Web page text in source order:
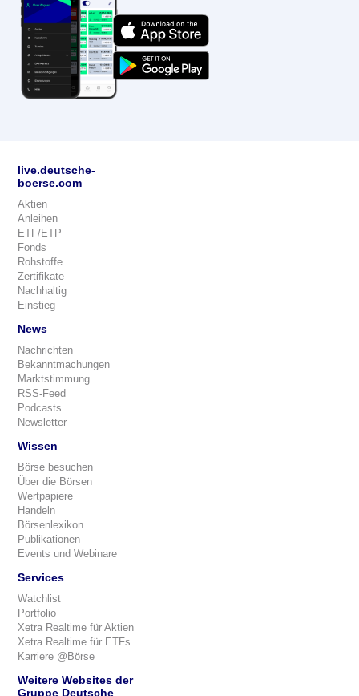
live.deutsche-
boerse.com
Aktien
Anleihen
ETF/ETP
Fonds
Rohstoffe
Zertifikate
Nachhaltig
Einstieg
News
Nachrichten
Bekanntmachungen
Marktstimmung
RSS-Feed
Podcasts
Newsletter
Wissen
Börse besuchen
Über die Börsen
Wertpapiere
Handeln
Börsenlexikon
Publikationen
Events und Webinare
Services
Watchlist
Portfolio
Xetra Realtime für Aktien
Xetra Realtime für ETFs
Karriere @Börse
Weitere Websites der
Gruppe Deutsche